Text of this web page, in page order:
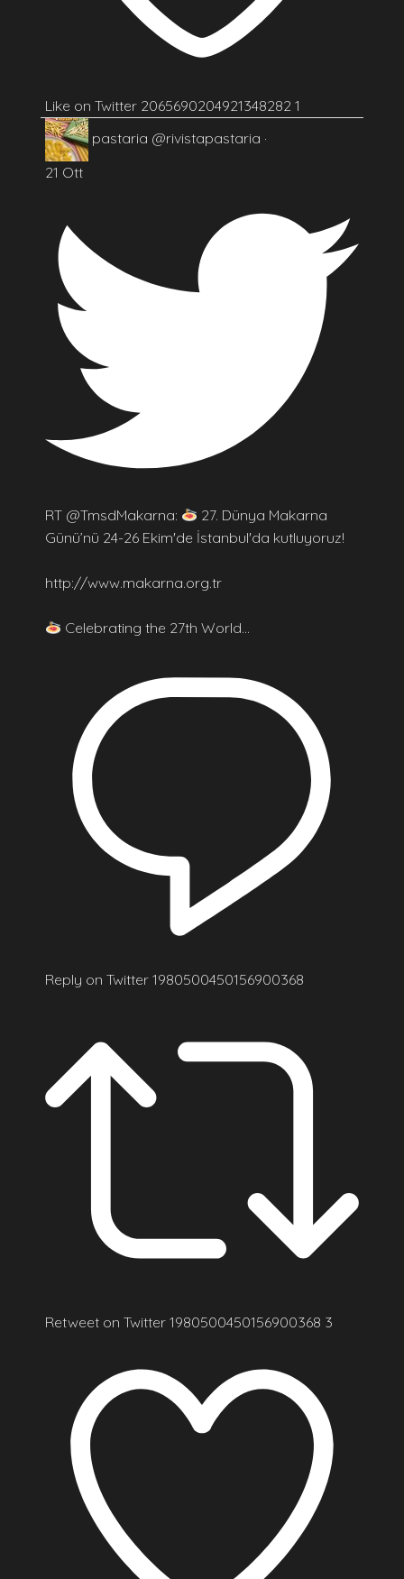
Like on Twitter 2065690204921348282 1
pastaria @rivistapastaria ·
21 Ott
RT @TmsdMakarna:
27. Dünya Makarna
Günü’nü 24-26 Ekim'de İstanbul'da kutluyoruz!
http://www.makarna.org.tr
Celebrating the 27th World…
Reply on Twitter 1980500450156900368
Retweet on Twitter 1980500450156900368 3